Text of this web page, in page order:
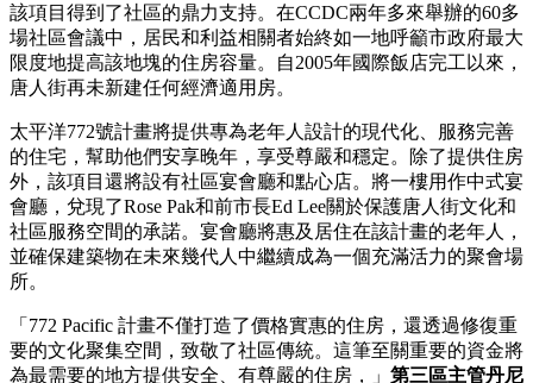
該項目得到了社區的鼎力支持。在CCDC兩年多來舉辦的60多
場社區會議中，居民和利益相關者始終如一地呼籲市政府最大
限度地提高該地塊的住房容量。自2005年國際飯店完工以來，
唐人街再未新建任何經濟適用房。
太平洋772號計畫將提供專為老年人設計的現代化、服務完善
的住宅，幫助他們安享晚年，享受尊嚴和穩定。除了提供住房
外，該項目還將設有社區宴會廳和點心店。將一樓用作中式宴
會廳，兌現了Rose Pak和前市長Ed Lee關於保護唐人街文化和
社區服務空間的承諾。宴會廳將惠及居住在該計畫的老年人，
並確保建築物在未來幾代人中繼續成為一個充滿活力的聚會場
所。
「772 Pacific 計畫不僅打造了價格實惠的住房，還透過修復重
要的文化聚集空間，致敬了社區傳統。這筆至關重要的資金將
為最需要的地方提供安全、有尊嚴的住房，」 第三區主管丹尼